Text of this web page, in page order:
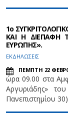
1ο
ΚΑΙ Η ΔΙΕΠΑΦΗ
ΕΥΡΩΠΗΣ».
ΕΚΔΗΛΩΣΕΙΣ
ΠΕΜΠΤΗ 22
ώρα 09.00 στα
Αργυριάδης»
Πανεπιστημίου 30)